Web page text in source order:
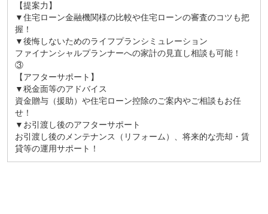
【提案力】
▼住宅ローン金融機関様の比較や住宅ローンの審査のコツも把
握！
▼後悔しないためのライフプランシミュレーション
ファイナンシャルプランナーへの家計の見直し相談も可能！
③
【アフターサポート】
▼税金面等のアドバイス
資金贈与（援助）や住宅ローン控除のご案内やご相談もお任
せ！
▼お引渡し後のアフターサポート
お引渡し後のメンテナンス（リフォーム）、将来的な売却・賃
貸等の運用サポート！